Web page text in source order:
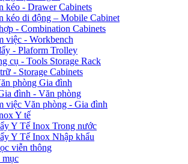
kéo - Drawer Cabinets
kéo di động – Mobile Cabinet
- Combination Cabinets
việc - Workbench
- Plaform Trolley
cụ - Tools Storage Rack
- Storage Cabinets
phòng Gia đình
đình - Văn phòng
việc Văn phòng - Gia đình
Y tế
Y Tế Inox Trong nước
Y Tế Inox Nhập khẩu
viễn thông
mục